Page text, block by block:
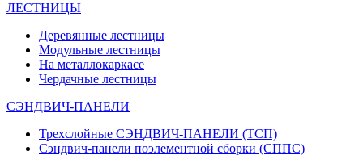
ЛЕСТНИЦЫ
Деревянные лестницы
Модульные лестницы
На металлокаркасе
Чердачные лестницы
СЭНДВИЧ-ПАНЕЛИ
Трехслойные СЭНДВИЧ-ПАНЕЛИ (ТСП)
Сэндвич-панели поэлементной сборки (СППС)